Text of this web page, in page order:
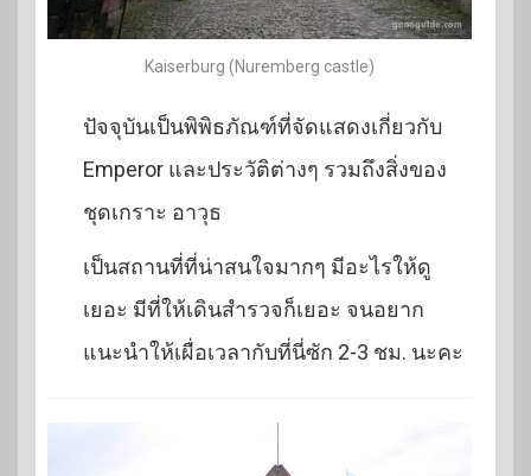
Kaiserburg (Nuremberg castle)
ปัจจุบันเป็นพิพิธภัณฑ์ที่จัดแสดงเกี่ยวกับ
Emperor และประวัติต่างๆ รวมถึงสิ่งของ
ชุดเกราะ อาวุธ
เป็นสถานที่ที่น่าสนใจมากๆ มีอะไรให้ดู
เยอะ มีที่ให้เดินสำรวจก็เยอะ จนอยาก
แนะนำให้เผื่อเวลากับที่นี่ซัก 2-3 ชม. นะคะ